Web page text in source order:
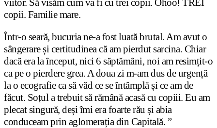
copii. Familie mare.
Într-o seară, bucuria ne-a fost luată brutal. Am avut o
sângerare și certitudinea că am pierdut sarcina. Chiar
dacă era la început, nici 6 săptămâni, noi am resimțit-o
ca pe o pierdere grea. A doua zi m-am dus de urgență
la o ecografie ca să văd ce se întâmplă și ce am de
făcut. Soțul a trebuit să rămână acasă cu copiii. Eu am
plecat singură, deși îmi era foarte rău și abia
conduceam prin aglomerația din Capitală. ”